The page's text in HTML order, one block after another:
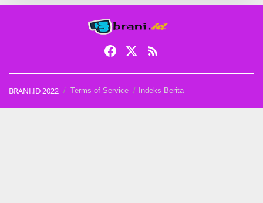
BRANI.ID 2022 Terms of Service Indeks Berita